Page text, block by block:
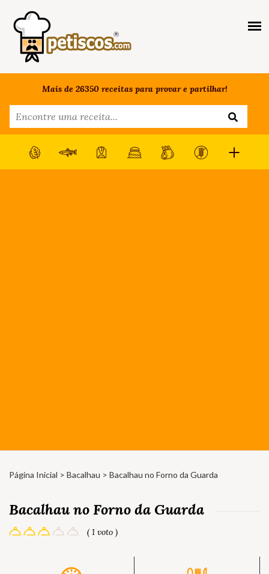
Mais de 26350 receitas para provar e partilhar!
Página Inicial > Bacalhau > Bacalhau no Forno da Guarda
Bacalhau no Forno da Guarda
( 1 voto )